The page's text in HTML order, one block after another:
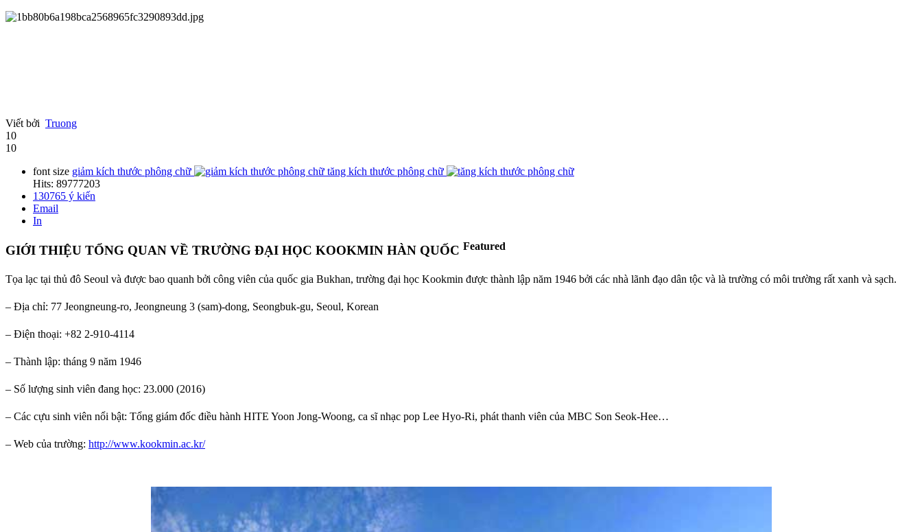
Viết bởi Truong
10
10
font size giảm kích thước phông chữ
tăng kích thước phông chữ
Hits: 89777203
130765 ý kiến
Email
In
GIỚI THIỆU TỔNG QUAN VỀ TRƯỜNG ĐẠI HỌC KOOKMIN HÀN QUỐC Featured
Tọa lạc tại thủ đô Seoul và được bao quanh bởi công viên của quốc gia Bukhan, trường đại học Kookmin được thành lập năm 1946 bởi các nhà lãnh đạo dân tộc và là trường có môi trường rất xanh và sạch.
– Địa chỉ: 77 Jeongneung-ro, Jeongneung 3 (sam)-dong, Seongbuk-gu, Seoul, Korean
– Điện thoại: +82 2-910-4114
– Thành lập: tháng 9 năm 1946
– Số lượng sinh viên đang học: 23.000 (2016)
– Các cựu sinh viên nổi bật: Tổng giám đốc điều hành HITE Yoon Jong-Woong, ca sĩ nhạc pop Lee Hyo-Ri, phát thanh viên của MBC Son Seok-Hee…
– Web của trường: http://www.kookmin.ac.kr/